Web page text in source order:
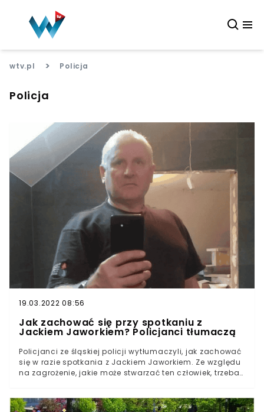
wtv.pl > Policja
Policja
19.03.2022 08:56
Jak zachować się przy spotkaniu z
Jackiem Jaworkiem? Policjanci tłumaczą
Policjanci ze śląskiej policji wytłumaczyli, jak zachować
się w razie spotkania z Jackiem Jaworkiem. Ze względu
na zagrożenie, jakie może stwarzać ten człowiek, trzeba
niebezpieczeństwo.